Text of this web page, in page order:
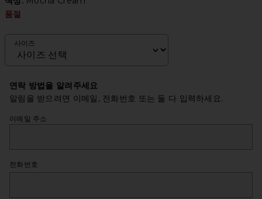
품절
사이즈
연락 방법을 알려주세요
알림을 받으려면 이메일, 전화번호 또는 둘 다 입력하세요.
이메일 주소
전화번호